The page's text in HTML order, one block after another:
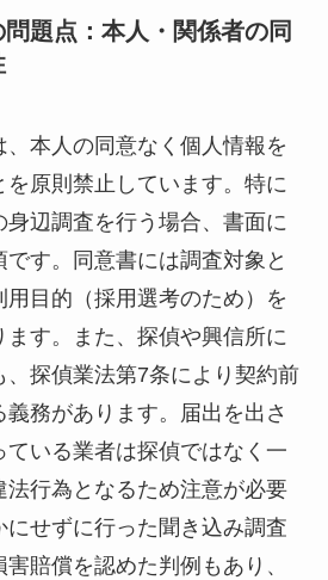
題点：本人・関係者の同
本人の同意なく個人情報を
を原則禁止しています。特に
辺調査を行う場合、書面に
す。同意書には調査対象と
目的（採用選考のため）を
ます。また、探偵や興信所に
探偵業法第7条により契約前
務があります。届出を出さ
いる業者は探偵ではなく一
行為となるため注意が必要
にせずに行った聞き込み調査
賠償を認めた判例もあり、